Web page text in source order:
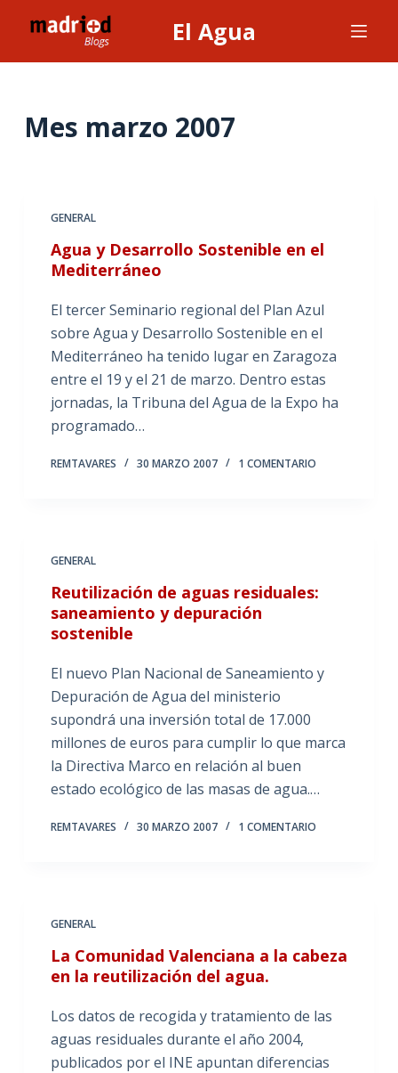
l
El Agua
Mes marzo 2007
GENERAL
Agua y Desarrollo Sostenible en el
Mediterráneo
El tercer Seminario regional del Plan Azul
sobre Agua y Desarrollo Sostenible en el
Mediterráneo ha tenido lugar en Zaragoza
entre el 19 y el 21 de marzo. Dentro estas
jornadas, la Tribuna del Agua de la Expo ha
programado…
REMTAVARES 30 MARZO 2007 1 COMENTARIO
GENERAL
Reutilización de aguas residuales:
saneamiento y depuración
sostenible
El nuevo Plan Nacional de Saneamiento y
Depuración de Agua del ministerio
supondrá una inversión total de 17.000
millones de euros para cumplir lo que marca
la Directiva Marco en relación al buen
estado ecológico de las masas de agua.…
REMTAVARES 30 MARZO 2007 1 COMENTARIO
GENERAL
La Comunidad Valenciana a la cabeza
en la reutilización del agua.
Los datos de recogida y tratamiento de las
aguas residuales durante el año 2004,
publicados por el INE apuntan diferencias